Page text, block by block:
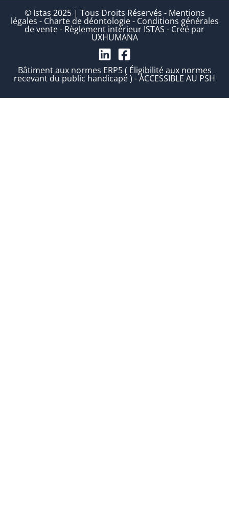
© Istas 2025 | Tous Droits Réservés - Mentions
légales - Charte de déontologie- Conditions générales
de vente- Règlement intérieur ISTAS - Créé par
UXHUMANA
Bâtiment aux normes ERP5 ( Éligibilité aux normes
recevant du public handicapé ) - ACCESSIBLE AU PSH